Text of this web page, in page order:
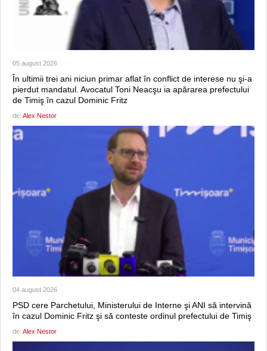
05 august 2026
În ultimii trei ani niciun primar aflat în conflict de interese nu şi-a
pierdut mandatul. Avocatul Toni Neacşu ia apărarea prefectului
de Timiş în cazul Dominic Fritz
de: Alex Nestor
04 august 2026
PSD cere Parchetului, Ministerului de Interne şi ANI să intervină
în cazul Dominic Fritz şi să conteste ordinul prefectului de Timiş
de: Alex Nestor